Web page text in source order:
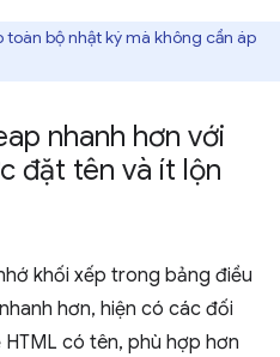
toàn bộ nhật ký mà không cần áp
nhanh hơn với
đặt tên và ít lộn
khối xếp trong bảng điều
hơn, hiện có các đối
có tên, phù hợp hơn